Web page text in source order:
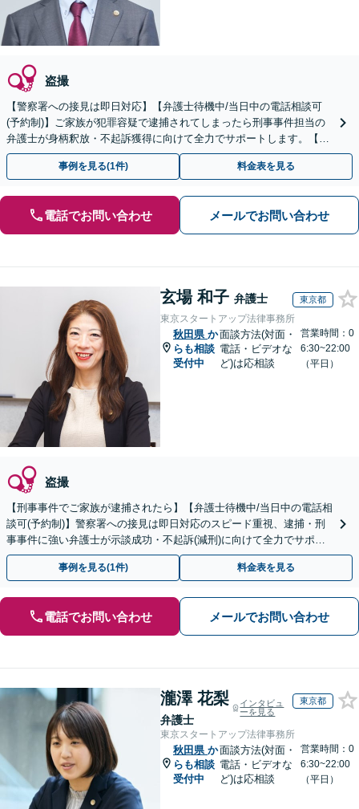
盗撮
【警察署への接見は即日対応】【弁護士待機中/当日中の電話相談可
(予約制)】ご家族が犯罪容疑で逮捕されてしまったら刑事事件担当の
弁護士が身柄釈放・不起訴獲得に向けて全力でサポートします。【毎
月100名以上の相談実績】【全国対応】
事例を見る(1件) 料金表を見る
電話でお問い合わせ メールでお問い合わせ
玄場 和子 弁護士 東京都
東京スタートアップ法律事務所
秋田県 か
らも相談
受付中
面談方法(対面・
電話・ビデオな
ど)は応相談
営業時間：0
6:30~22:00
（平日）
盗撮
【刑事事件でご家族が逮捕されたら】【弁護士待機中/当日中の電話相
談可(予約制)】警察署への接見は即日対応のスピード重視、逮捕・刑
事事件に強い弁護士が示談成功・不起訴(減刑)に向けて全力でサポー
トします。【加害者側の相談専門】
事例を見る(1件) 料金表を見る
電話でお問い合わせ メールでお問い合わせ
瀧澤 花梨
弁護士
インタビュ
ーを見る
東京都
東京スタートアップ法律事務所
秋田県 か
らも相談
受付中
面談方法(対面・
電話・ビデオな
ど)は応相談
営業時間：0
6:30~22:00
（平日）